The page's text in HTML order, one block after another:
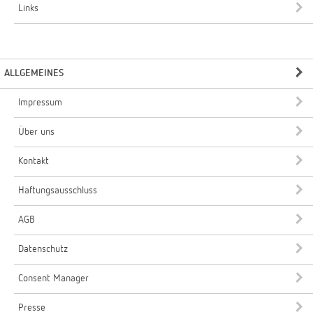
Links
ALLGEMEINES
Impressum
Über uns
Kontakt
Haftungsausschluss
AGB
Datenschutz
Consent Manager
Presse